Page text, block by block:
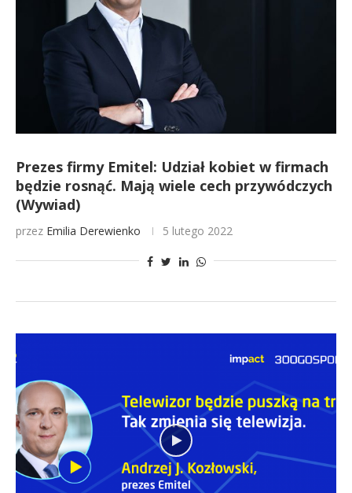
Prezes firmy Emitel: Udział kobiet w firmach
będzie rosnąć. Mają wiele cech przywódczych
(Wywiad)
przez Emilia Derewienko 5 lutego 2022